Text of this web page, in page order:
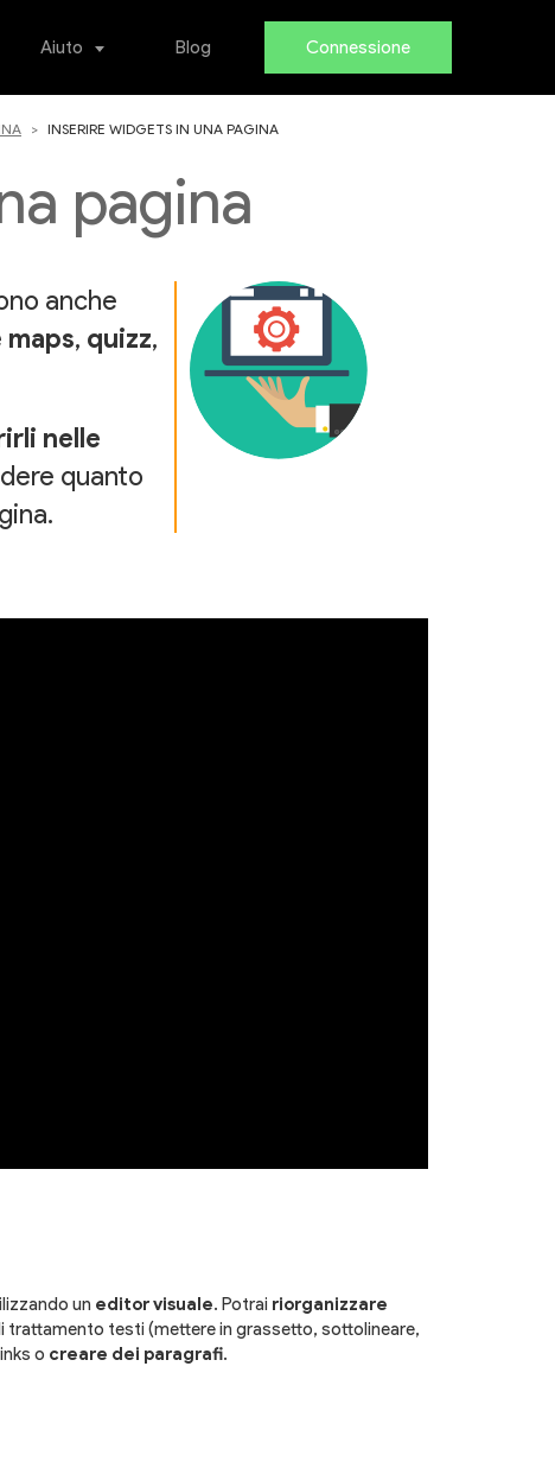
Aiuto Blog Connessione
INSERIRE WIDGETS IN UNA PAGINA
pagina
anche
, quizz,
nelle
quanto
un editor visuale. Potrai riorganizzare
trattamento testi (mettere in grassetto, sottolineare,
o creare dei paragrafi.